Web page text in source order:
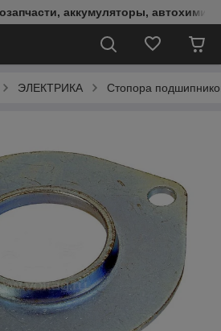
аккумуляторы, автохимия,
ЭЛЕКТРИКА Стопора